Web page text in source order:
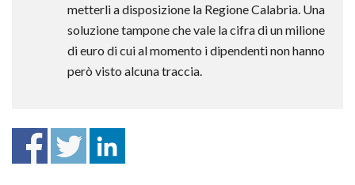
metterli a disposizione la Regione Calabria. Una
soluzione tampone che vale la cifra di un milione
di euro di cui al momento i dipendenti non hanno
però visto alcuna traccia.